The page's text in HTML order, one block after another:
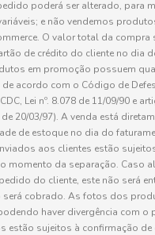
poderá ser alterado, para
e não vendemos
O valor total da compra
de crédito do cliente no dia
em promoção possuem
de acordo com o Código de
Lei nº. 8.078 de 11/09/90 e
de 20/03/97). A venda está
de estoque no dia do
aos clientes estão
momento da separação. Caso
do cliente, este não será
será cobrado. As fotos dos
haver divergência com o
estão sujeitos à confirmação